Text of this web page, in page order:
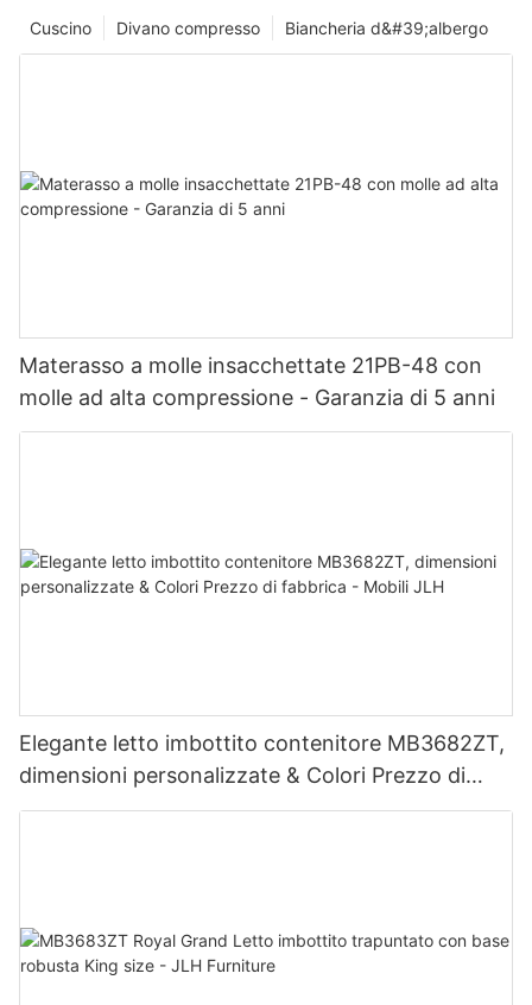
Biancheria d&#39;albergo
Divano compresso
Cuscino
Materasso a molle insacchettate 21PB-48 con
molle ad alta compressione - Garanzia di 5 anni
Elegante letto imbottito contenitore MB3682ZT,
dimensioni personalizzate & Colori Prezzo di
fabbrica - Mobili JLH